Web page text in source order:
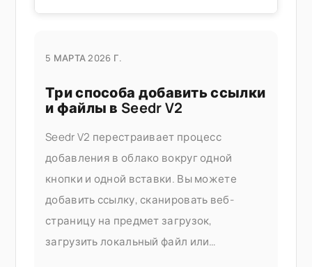
5 МАРТА 2026 Г.
Три способа добавить ссылки
и файлы в Seedr V2
Seedr V2 перестраивает процесс
добавления в облако вокруг одной
кнопки и одной вставки. Вы можете
добавить ссылку, сканировать веб-
страницу на предмет загрузок,
загрузить локальный файл или